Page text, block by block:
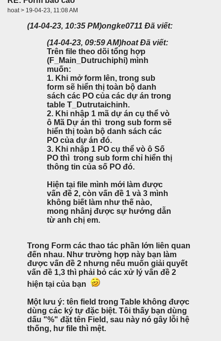
hoat > 19-04-23, 11:08 AM
(14-04-23, 10:35 PM)ongke0711 Đã viết:
(14-04-23, 09:59 AM)hoat Đã viết:
Trên file theo dõi tổng hợp
(F_Main_Dutruchiphi) mình
muốn:
1. Khi mở form lên, trong sub
form sẽ hiển thị toàn bộ danh
sách các PO của các dự án trong
table T_Dutrutaichinh.
2. Khi nhập 1 mã dự án cụ thể vò
ô Mã Dự án thì trong sub form sẽ
hiển thị toàn bộ danh sách các
PO của dự án đó.
3. Khi nhập 1 PO cụ thể vò ô Số
PO thì trong sub form chỉ hiển thị
thông tin của số PO đó.
Hiện tại file mình mới làm được
vấn đề 2, còn vấn đề 1 và 3 mình
không biết làm như thế nào,
mong nhânj được sự hướng dẫn
từ anh chị em.
Trong Form các thao tác phần lớn liên quan
đến nhau. Như trường hợp này bạn làm
được vấn đề 2 nhưng nếu muốn giải quyết
vấn đề 1,3 thì phải bỏ các xử lý vấn đề 2
hiện tại của bạn
Một lưu ý: tên field trong Table không được
dùng các ký tự đặc biệt. Tôi thấy bạn dùng
dấu "%" đặt tên Field, sau này nó gây lỗi hệ
thống, hư file thì mệt.